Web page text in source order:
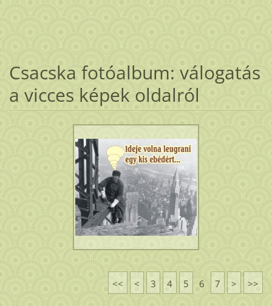
Csacska fotóalbum: válogatás
a vicces képek oldalról
<< < 3 4 5 6 7 > >>